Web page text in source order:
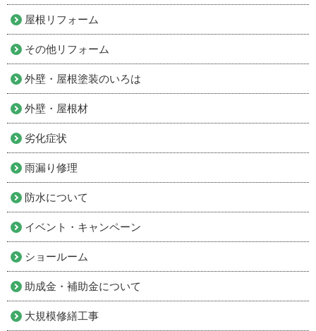
屋根リフォーム
その他リフォーム
外壁・屋根塗装のいろは
外壁・屋根材
劣化症状
雨漏り修理
防水について
イベント・キャンペーン
ショールーム
助成金・補助金について
大規模修繕工事